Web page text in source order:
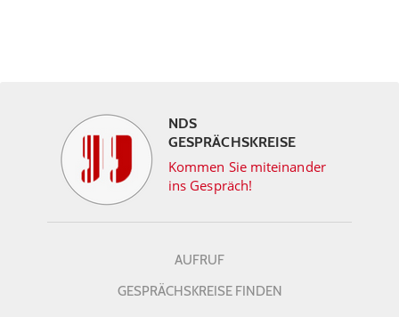
NDS
GESPRÄCHSKREISE
Kommen Sie miteinander
ins Gespräch!
AUFRUF
GESPRÄCHSKREISE FINDEN